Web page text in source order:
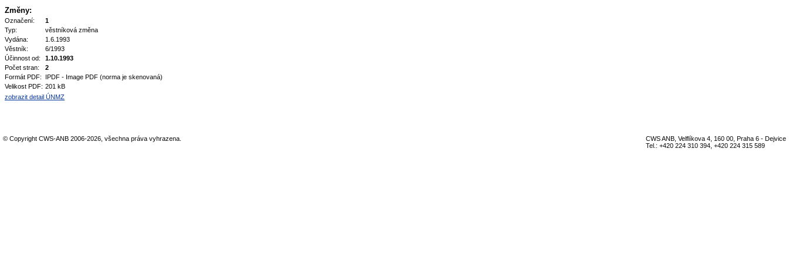
Změny:
Označení:
1
Typ:
věstníková změna
Vydána:
1.6.1993
Věstník:
6/1993
Účinnost od:
1.10.1993
Počet stran:
2
Formát PDF:
IPDF - Image PDF (norma je skenovaná)
Velikost PDF: 201 kB
zobrazit detail ÚNMZ
CWS ANB, Velflíkova 4, 160 00, Praha 6 - Dejvice
Tel.: +420 224 310 394, +420 224 315 589
© Copyright CWS-ANB 2006-2026, všechna práva vyhrazena.